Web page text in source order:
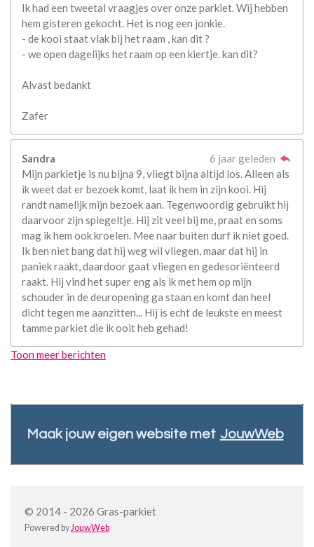
Ik had een tweetal vraagjes over onze parkiet. Wij hebben
hem gisteren gekocht. Het is nog een jonkie.
- de kooi staat vlak bij het raam , kan dit ?
- we open dagelijks het raam op een kiertje. kan dit?
Alvast bedankt
Zafer
Sandra
6 jaar geleden
Mijn parkietje is nu bijna 9, vliegt bijna altijd los. Alleen als
ik weet dat er bezoek komt, laat ik hem in zijn kooi. Hij
randt namelijk mijn bezoek aan. Tegenwoordig gebruikt hij
daarvoor zijn spiegeltje. Hij zit veel bij me, praat en soms
mag ik hem ook kroelen. Mee naar buiten durf ik niet goed.
Ik ben niet bang dat hij weg wil vliegen, maar dat hij in
paniek raakt, daardoor gaat vliegen en gedesoriënteerd
raakt. Hij vind het super eng als ik met hem op mijn
schouder in de deuropening ga staan en komt dan heel
dicht tegen me aanzitten... Hij is echt de leukste en meest
tamme parkiet die ik ooit heb gehad!
Toon meer berichten
Maak jouw eigen website met JouwWeb
© 2014 - 2026 Gras-parkiet
Powered byJouwWeb